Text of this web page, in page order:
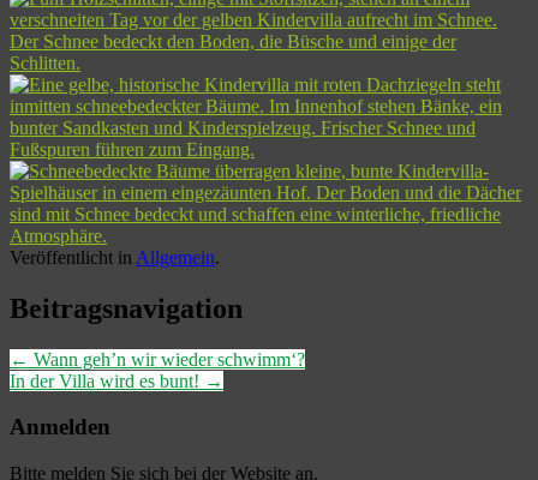
Veröffentlicht in Allgemein.
Beitragsnavigation
← Wann geh’n wir wieder schwimm‘?
In der Villa wird es bunt! →
Anmelden
Bitte melden Sie sich bei der Website an.